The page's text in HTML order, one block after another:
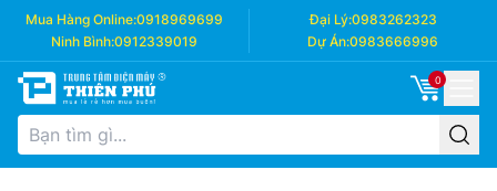
Mua Hàng Online:0918969699 Đại Lý:0983262323
Ninh Bình:0912339019 Dự Án:0983666996
0